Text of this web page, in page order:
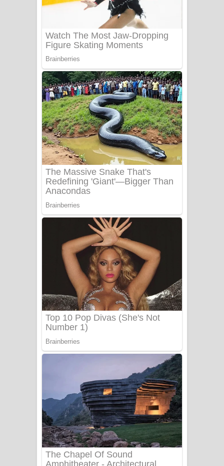
බෙන්තර පාලමේ ගීතයේ පද පෙළ
Sanda Babalena Song Lyrics - සඳ
බැබලෙන ගීතයේ පද පෙළ
Adare Wadi Nisa Song Lyrics - ආදරේ
වැඩි නිසා ගීතයේ පද පෙළ
UNUHUMA Song Lyrics - උණුහුම
ගීතයේ පද පෙළ
Katakara Song Lyrics - කටකාර ගීතයේ
පද පෙළ
Tharu Yaye Dilena Song Lyrics - තරු
යායේ දිලෙනා ගීතයේ පද පෙළ
Ow Man Sosa Song Lyrics - ඔව් මං
සෝසා ගීතයේ පද පෙළ
Heavy Weight Song Lyrics
Aye Lanweela Song Lyrics - ආයේ
ලංවීලා ගීතයේ පද පෙළ
Ala purannata Song Lyrics - ආල
FEVER DREAM Lyrics - Alex Warren
BTS : Hooligan Lyrics
Apa Hamuwee Song Lyrics - අප හමුවී
ගීතයේ පද පෙළ